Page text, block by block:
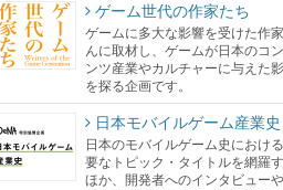
ゲーム世代の作家たち
ゲームに多大な影響を受けた作
んに取材し、ゲームが日本のコ
ンツ産業やカルチャーに与えた
を探る企画です。
日本モバイルゲーム産業史
日本のモバイルゲーム史におけ
要なトピック・タイトルを網羅
ほか、開発者へのインタビュー